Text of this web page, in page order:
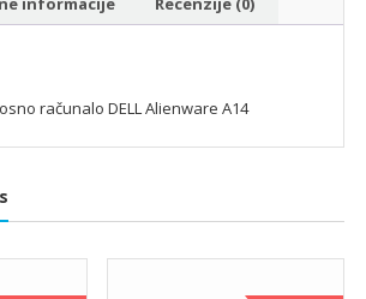
računalo DELL Alienware A14